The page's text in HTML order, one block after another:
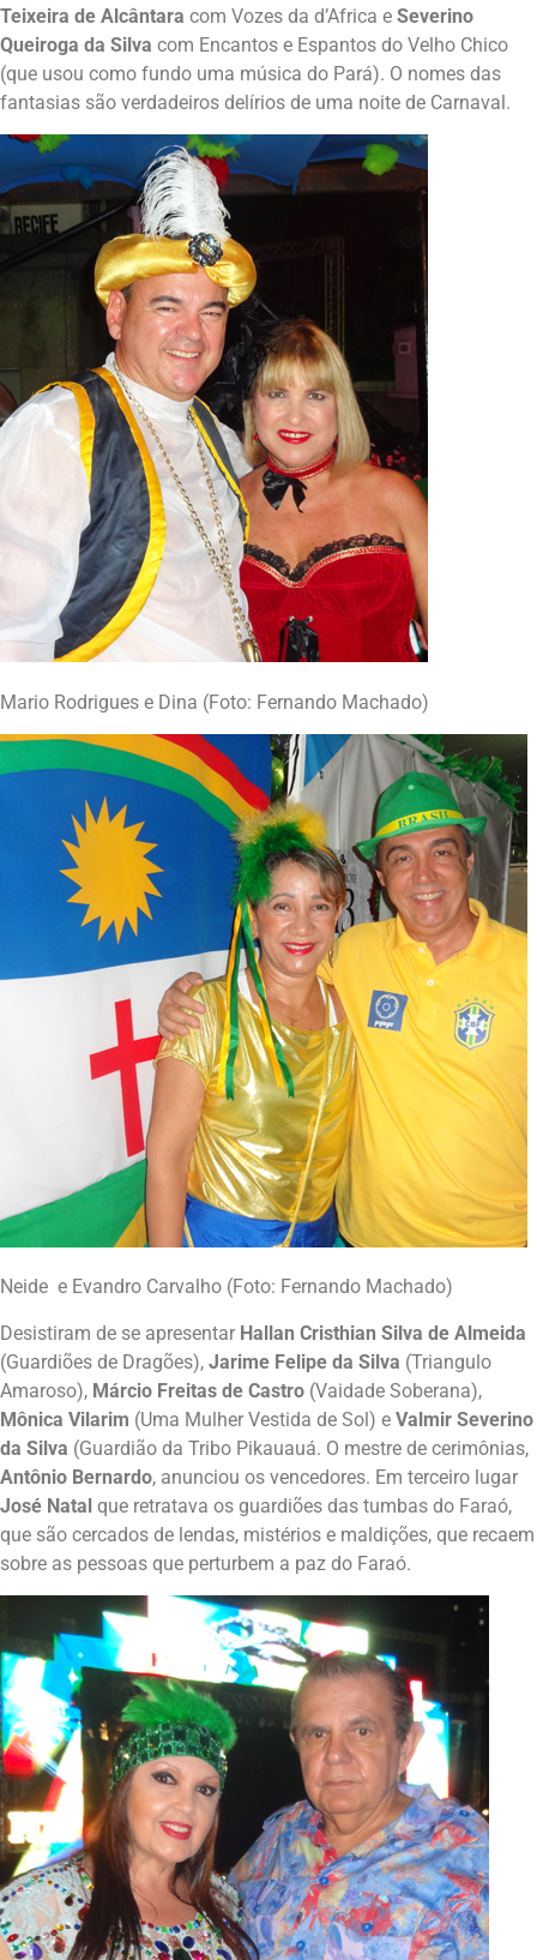
Teixeira de Alcântara com Vozes da d’Africa e Severino
Queiroga da Silva com Encantos e Espantos do Velho Chico
(que usou como fundo uma música do Pará). O nomes das
fantasias são verdadeiros delírios de uma noite de Carnaval.
Mario Rodrigues e Dina (Foto: Fernando Machado)
Neide e Evandro Carvalho (Foto: Fernando Machado)
Desistiram de se apresentar Hallan Cristhian Silva de Almeida
(Guardiões de Dragões), Jarime Felipe da Silva (Triangulo
Amaroso), Márcio Freitas de Castro (Vaidade Soberana),
Mônica Vilarim (Uma Mulher Vestida de Sol) e Valmir Severino
da Silva (Guardião da Tribo Pikauauá. O mestre de cerimônias,
Antônio Bernardo, anunciou os vencedores. Em terceiro lugar
José Natal que retratava os guardiões das tumbas do Faraó,
que são cercados de lendas, mistérios e maldições, que recaem
sobre as pessoas que perturbem a paz do Faraó.